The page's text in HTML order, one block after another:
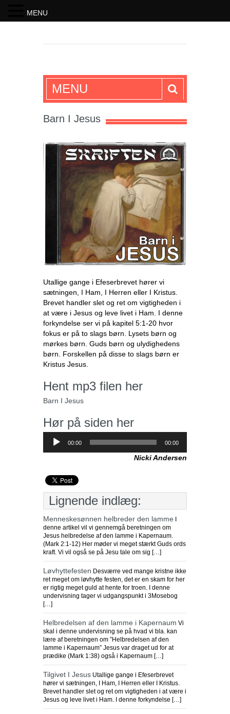
SKRIFTEN
MENU
Barn I Jesus
Utallige gange i Efeserbrevet hører vi
sætningen, I Ham, I Herren eller I Kristus.
Brevet handler slet og ret om vigtigheden i
at være i Jesus og leve livet i Ham. I denne
forkyndelse ser vi på kapitel 5:1-20 hvor
fokus er på to slags børn. Lysets børn og
mørkes børn. Guds børn og ulydighedens
børn. Forskellen på disse to slags børn er
Kristus Jesus.
Hent mp3 filen her
Barn I Jesus
Hør på siden her
00:00 00:00
Nicki Andersen
Lignende indlæg:
Menneskesønnen helbreder den lamme
denne artikel vil vi gennemgå beretningen om
Jesus helbredelse af den lamme i Kapernaum.
(Mark 2:1-12) Her møder vi meget stærkt Guds ords
kraft. Vi vil også se på Jesu tale om sig […]
Løvhyttefesten Desværre ved mange kristne ikke
ret meget om løvhytte festen, det er en skam for her
er rigtig meget guld at hente for troen. I denne
undervisning tager vi udgangspunkt i 3Mosebog
[…]
Helbredelsen af den lamme i Kapernaum Vi
skal i denne undervisning se på hvad vi bla. kan
lære af beretningen om ”Helbredelsen af den
lamme i Kapernaum” Jesus var draget ud for at
prædike (Mark 1:38) også i Kapernaum […]
Tilgivet I Jesus Utallige gange i Efeserbrevet
hører vi sætningen, I Ham, I Herren eller I Kristus.
Brevet handler slet og ret om vigtigheden i at være i
Jesus og leve livet i Ham. I denne forkyndelse […]
MENU